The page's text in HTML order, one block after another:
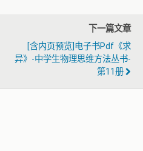
下一篇文章
[含内页预览]电子书pdf《求
异》-中学生物理思维方法丛书-
第11册